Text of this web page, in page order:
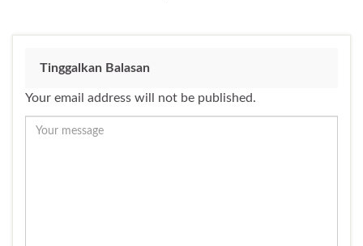
Tinggalkan Balasan
Your email address will not be published.